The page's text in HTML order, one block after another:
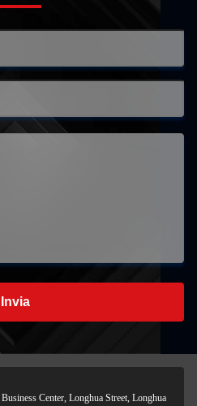
Invia
Center, Longhua Street, Longhua